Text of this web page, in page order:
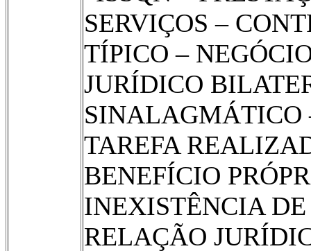
SERVIÇOS –
TÍPICO –
JURÍDICO
SINALAGMÁTICO
TAREFA
BENEFÍCIO
INEXISTÊNCIA DE
RELAÇÃO